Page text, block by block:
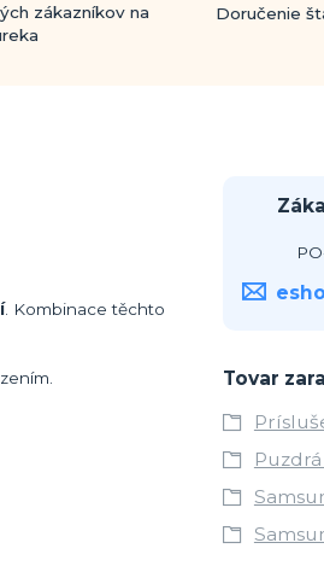
zákazníkov na
Doručenie
. Kombinace těchto
Tovar